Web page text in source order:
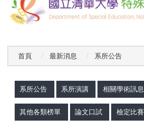
首頁 最新消息 系所公告
系所公告 系所演講 相關學術訊息
其他各類榜單 論文口試 檢定比賽